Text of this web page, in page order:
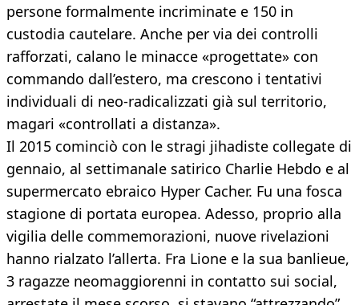
persone formalmente incriminate e 150 in
custodia cautelare. Anche per via dei controlli
rafforzati, calano le minacce «progettate» con
commando dall’estero, ma crescono i tentativi
individuali di neo-radicalizzati già sul territorio,
magari «controllati a distanza».
Il 2015 cominciò con le stragi jihadiste collegate di
gennaio, al settimanale satirico Charlie Hebdo e al
supermercato ebraico Hyper Cacher. Fu una fosca
stagione di portata europea. Adesso, proprio alla
vigilia delle commemorazioni, nuove rivelazioni
hanno rialzato l’allerta. Fra Lione e la sua banlieue,
3 ragazze neomaggiorenni in contatto sui social,